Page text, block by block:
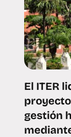
El ITER
gestión